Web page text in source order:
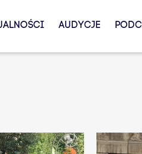
AUDYCJE